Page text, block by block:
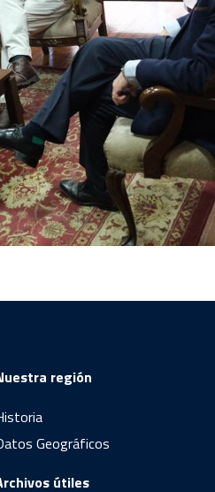
región
Geográficos
útiles